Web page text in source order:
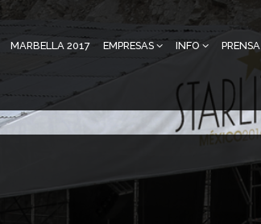
MARBELLA 2017 EMPRESAS INFO PRENSA